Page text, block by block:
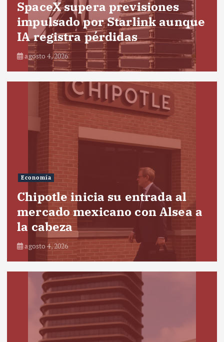
SpaceX supera previsiones
impulsado por Starlink aunque
IA registra pérdidas
agosto 4, 2026
Economía
Chipotle inicia su entrada al
mercado mexicano con Alsea a
la cabeza
agosto 4, 2026